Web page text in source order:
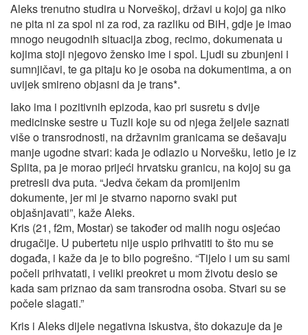
Aleks trenutno studira u Norveškoj, državi u kojoj ga niko
ne pita ni za spol ni za rod, za razliku od BiH, gdje je imao
mnogo neugodnih situacija zbog, recimo, dokumenata u
kojima stoji njegovo žensko ime i spol. Ljudi su zbunjeni i
sumnjičavi, te ga pitaju ko je osoba na dokumentima, a on
uvijek smireno objasni da je trans*.
Iako ima i pozitivnih epizoda, kao pri susretu s dvije
medicinske sestre u Tuzli koje su od njega željele saznati
više o transrodnosti, na državnim granicama se dešavaju
manje ugodne stvari: kada je odlazio u Norvešku, letio je iz
Splita, pa je morao prijeći hrvatsku granicu, na kojoj su ga
pretresli dva puta. “Jedva čekam da promijenim
dokumente, jer mi je stvarno naporno svaki put
objašnjavati”, kaže Aleks.
Kris (21, f2m, Mostar) se također od malih nogu osjećao
drugačije. U pubertetu nije uspio prihvatiti to što mu se
događa, i kaže da je to bilo pogrešno. “Tijelo i um su sami
počeli prihvatati, i veliki preokret u mom životu desio se
kada sam priznao da sam transrodna osoba. Stvari su se
počele slagati.”
Kris i Aleks dijele negativna iskustva, što dokazuje da je